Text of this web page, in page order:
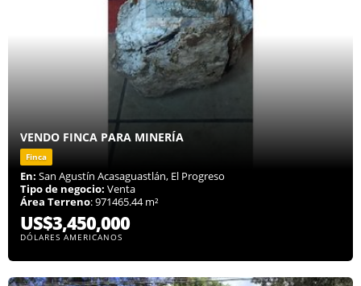
VENDO FINCA PARA MINERÍA
Finca
En: San Agustín Acasaguastlán, El Progreso
Tipo de negocio: Venta
Área Terreno: 971465.44 m²
US$3,450,000
DÓLARES AMERICANOS